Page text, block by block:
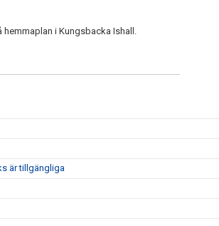
i Kungsbacka Ishall.
är tillgängliga